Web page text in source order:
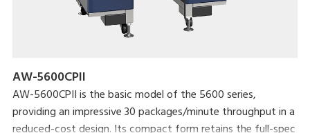
AW-5600CPII
AW-5600CPII is the basic model of the 5600 series,
providing an impressive 30 packages/minute throughput in a